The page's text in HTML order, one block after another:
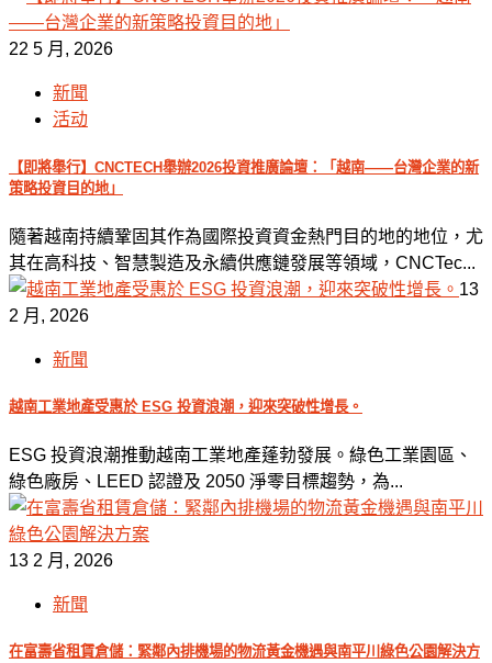
22 5 月, 2026
新聞
活动
【即將舉行】CNCTECH舉辦2026投資推廣論壇：「越南——台灣企業的新
策略投資目的地」
隨著越南持續鞏固其作為國際投資資金熱門目的地的地位，尤
其在高科技、智慧製造及永續供應鏈發展等領域，CNCTec...
13
2 月, 2026
新聞
越南工業地產受惠於 ESG 投資浪潮，迎來突破性增長。
ESG 投資浪潮推動越南工業地產蓬勃發展。綠色工業園區、
綠色廠房、LEED 認證及 2050 淨零目標趨勢，為...
13 2 月, 2026
新聞
在富壽省租賃倉儲：緊鄰內排機場的物流黃金機遇與南平川綠色公園解決方